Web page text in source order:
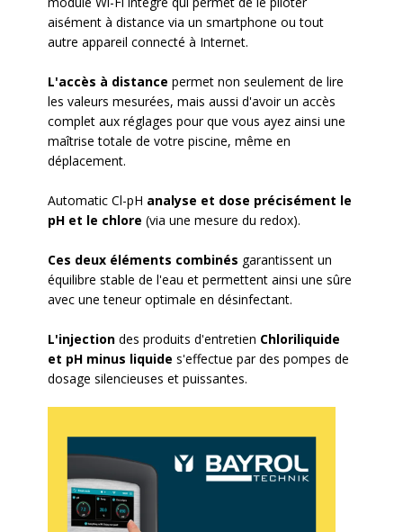
aisément à distance via un smartphone ou tout
autre appareil connecté à Internet.
L'accès à distance permet non seulement de lire
les valeurs mesurées, mais aussi d'avoir un accès
complet aux réglages pour que vous ayez ainsi une
maîtrise totale de votre piscine, même en
déplacement.
Automatic Cl-pH analyse et dose précisément le
pH et le chlore (via une mesure du redox).
Ces deux éléments combinés garantissent un
équilibre stable de l'eau et permettent ainsi une sûre
avec une teneur optimale en désinfectant.
L'injectiondes produits d'entretien Chloriliquide
et pH minus liquide s'effectue par des pompes de
dosage silencieuses et puissantes.